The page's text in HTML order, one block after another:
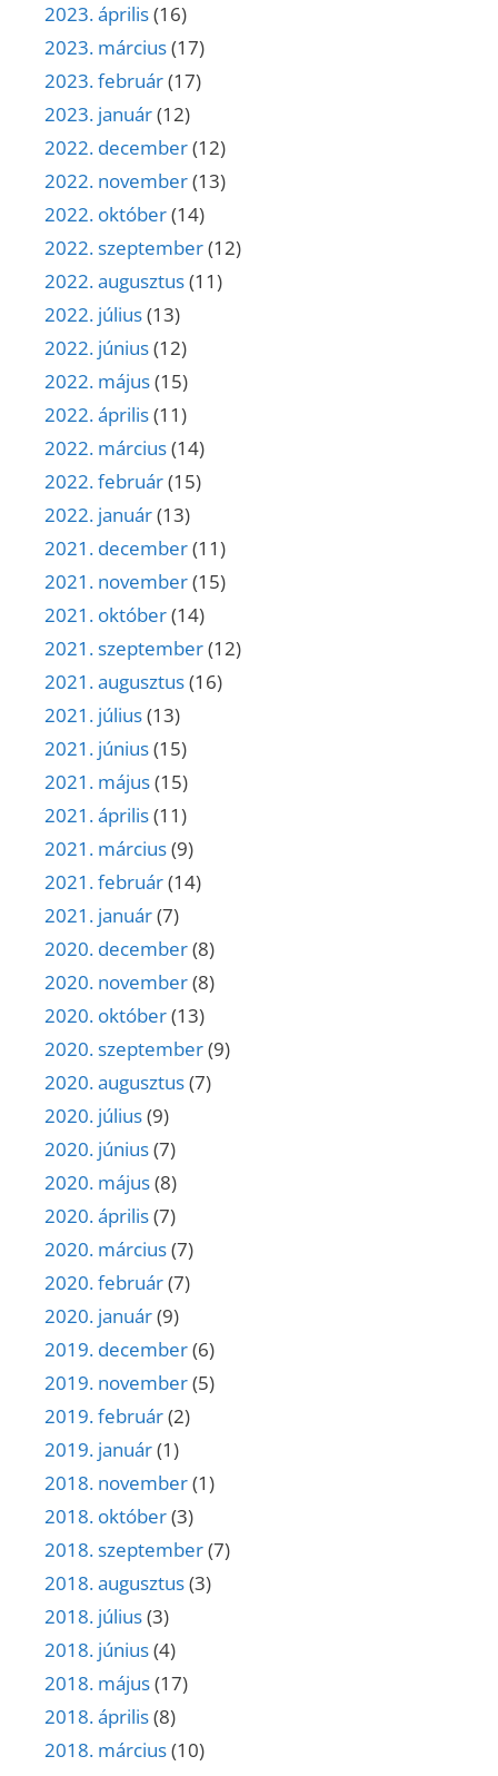
2023. április(16)
2023. március(17)
2023. február(17)
2023. január(12)
2022. december(12)
2022. november(13)
2022. október(14)
2022. szeptember(12)
2022. augusztus(11)
2022. július(13)
2022. június(12)
2022. május(15)
2022. április(11)
2022. március(14)
2022. február(15)
2022. január(13)
2021. december(11)
2021. november(15)
2021. október(14)
2021. szeptember(12)
2021. augusztus(16)
2021. július(13)
2021. június(15)
2021. május(15)
2021. április(11)
2021. március(9)
2021. február(14)
2021. január(7)
2020. december(8)
2020. november(8)
2020. október(13)
2020. szeptember(9)
2020. augusztus(7)
2020. július(9)
2020. június(7)
2020. május(8)
2020. április(7)
2020. március(7)
2020. február(7)
2020. január(9)
2019. december(6)
2019. november(5)
2019. február(2)
2019. január(1)
2018. november(1)
2018. október(3)
2018. szeptember(7)
2018. augusztus(3)
2018. július(3)
2018. június(4)
2018. május(17)
2018. április(8)
2018. március(10)